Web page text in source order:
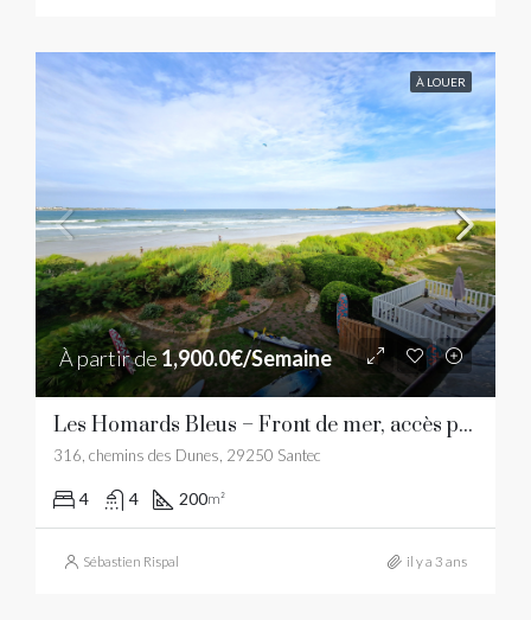
À LOUER
À partir de1,900.0€/Semaine
Les Homards Bleus – Front de mer, accès plage, vue mer
316, chemins des Dunes, 29250 Santec
4 4 200m²
Sébastien Rispal il y a 3 ans